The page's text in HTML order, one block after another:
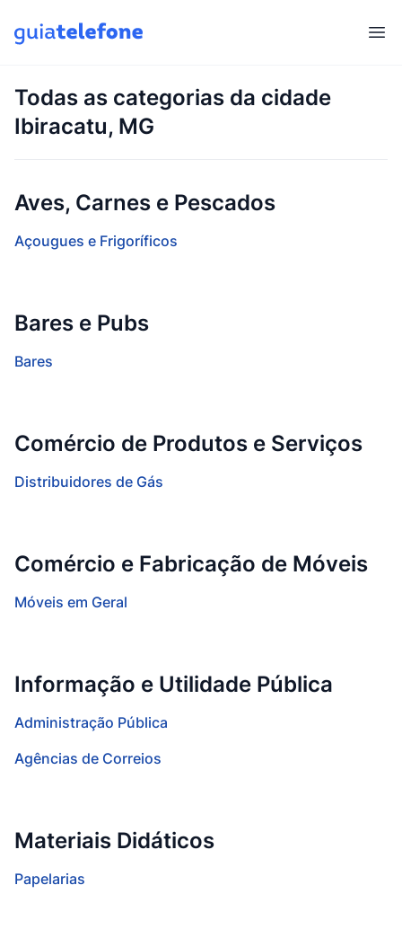
Todas as categorias da cidade
Ibiracatu, MG
Aves, Carnes e Pescados
Açougues e Frigoríficos
Bares e Pubs
Bares
Comércio de Produtos e Serviços
Distribuidores de Gás
Comércio e Fabricação de Móveis
Móveis em Geral
Informação e Utilidade Pública
Administração Pública
Agências de Correios
Materiais Didáticos
Papelarias